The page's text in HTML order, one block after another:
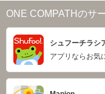
ONE COMPATHのサ
シュフーチラシ
アプリならお気